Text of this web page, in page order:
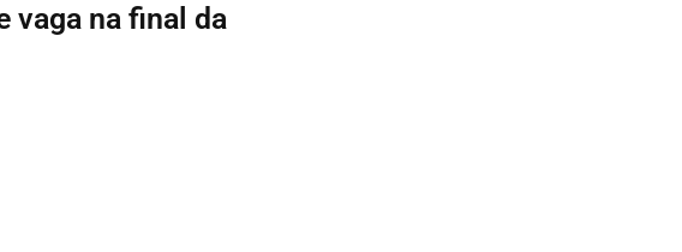
vaga na final da